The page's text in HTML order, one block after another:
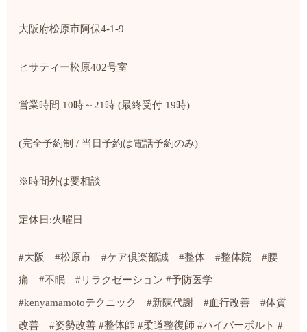
大阪府松原市阿保4-1-9
ヒサティー松原402号室
営業時間 10時～21時 (最終受付 19時)
(完全予約制 / 当日予約は電話予約のみ)
※時間外は要相談
定休日:火曜日
#大阪 #松原市 #ケア倶楽部誠 #整体 #整体院 #腰
痛 #不眠 #リラクゼーション #予防医学
#kenyamamotoテクニック #新陳代謝 #血行改善 #体質
改善 #姿勢改善 #整体師 #柔道整復師 #ハイパーボルト #